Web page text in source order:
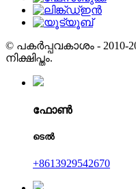
© പകർപ്പവകാശം -
നിക്ഷിപ്തം.
ഫോൺ
ടെൽ
+8613929542670